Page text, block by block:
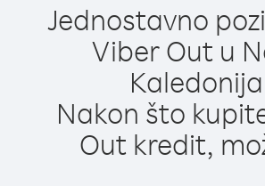
Jednostavno
Viber Out u
Nakon što
Out kredit,